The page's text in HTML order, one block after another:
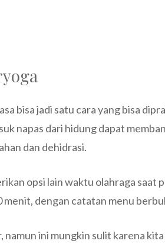
bisa jadi satu cara yang bisa
napas dari hidung dapat
dan dehidrasi.
opsi lain waktu olahraga saat
dengan catatan menu
namun ini mungkin sulit karena